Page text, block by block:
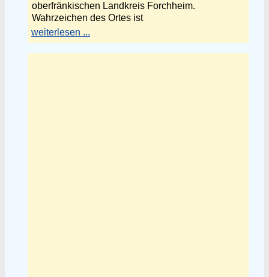
oberfränkischen Landkreis Forchheim.
Wahrzeichen des Ortes ist
weiterlesen ...